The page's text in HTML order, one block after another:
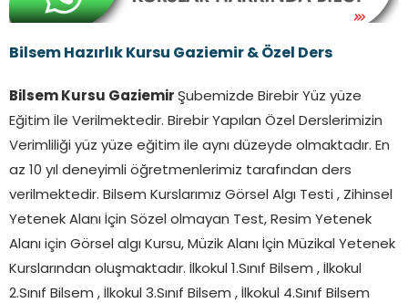
Bilsem Hazırlık Kursu Gaziemir & Özel Ders
Bilsem Kursu Gaziemir Şubemizde Birebir Yüz yüze
Eğitim İle Verilmektedir. Birebir Yapılan Özel Derslerimizin
Verimliliği yüz yüze eğitim ile aynı düzeyde olmaktadır. En
az 10 yıl deneyimli öğretmenlerimiz tarafından ders
verilmektedir. Bilsem Kurslarımız Görsel Algı Testi , Zihinsel
Yetenek Alanı İçin Sözel olmayan Test, Resim Yetenek
Alanı için Görsel algı Kursu, Müzik Alanı İçin Müzikal Yetenek
Kurslarından oluşmaktadır. İlkokul 1.Sınıf Bilsem , İlkokul
2.Sınıf Bilsem , İlkokul 3.Sınıf Bilsem , İlkokul 4.Sınıf Bilsem